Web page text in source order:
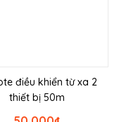
điều khiển từ xa 2
thiết bị 50m